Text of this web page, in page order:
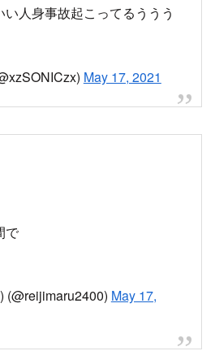
人身事故起こってるううう
May 17, 2021
で
May 17,